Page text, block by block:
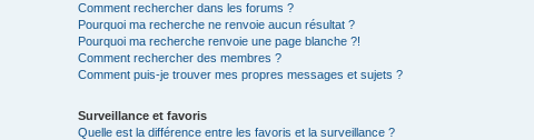
Comment rechercher dans les forums ?
Pourquoi ma recherche ne renvoie aucun résultat ?
Pourquoi ma recherche renvoie une page blanche ?!
Comment rechercher des membres ?
Comment puis-je trouver mes propres messages et sujets ?
Surveillance et favoris
Quelle est la différence entre les favoris et la surveillance ?